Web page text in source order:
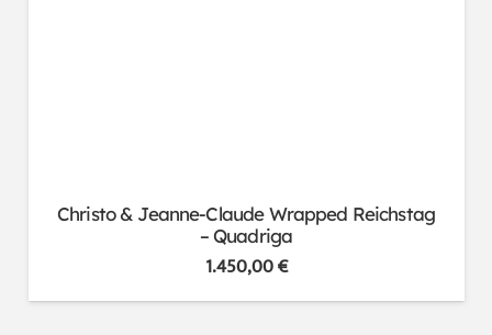
Christo & Jeanne-Claude Wrapped Reichstag
– Quadriga
1.450,00€